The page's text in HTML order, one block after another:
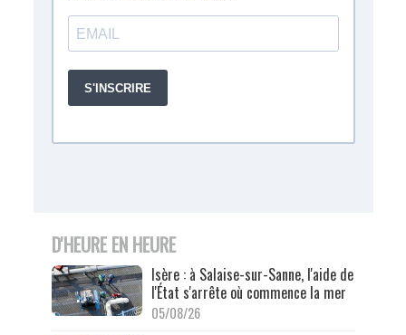
D'HEURE EN HEURE
Isère : à Salaise-sur-Sanne, l'aide de
l'État s'arrête où commence la mer
05/08/26